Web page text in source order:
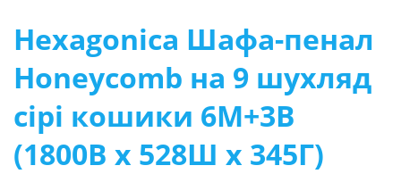
Hexagonica Шафа-пенал
Honeycomb на 9 шухляд
сірі кошики 6М+3В
(1800В х 528Ш х 345Г)